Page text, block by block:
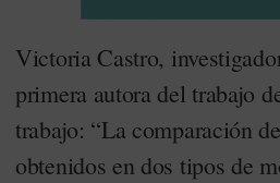
Victoria Castro,
primera autora del trabajo
trabajo: “La comparación
obtenidos en dos tipos de